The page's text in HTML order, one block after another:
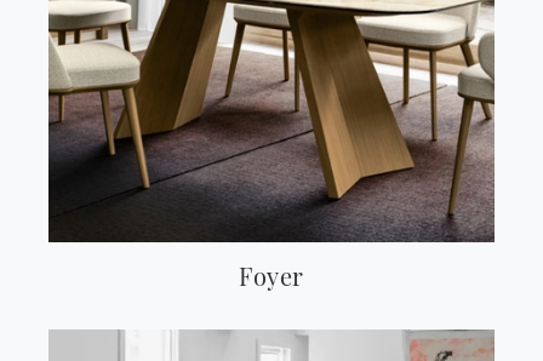
Foyer